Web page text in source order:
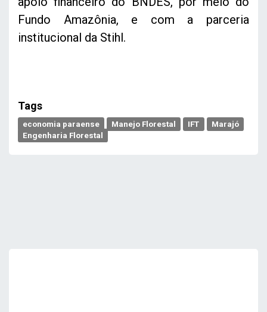
Fundo Amazônia, e com a parceria
institucional da Stihl.
Tags
economia paraense Manejo Florestal IFT
Marajó
Engenharia Florestal